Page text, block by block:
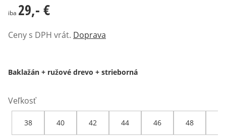
29,- €
iba 29,- €
Ceny s DPH vrát. Doprava
Baklažán + ružové drevo + strieborná
Veľkosť
38 40 42 44 46 48